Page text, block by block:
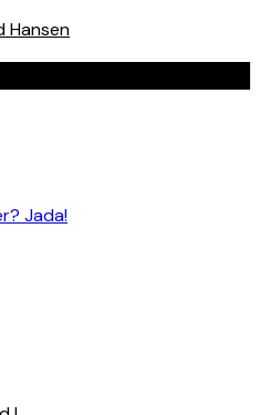
Hansen
Jada!